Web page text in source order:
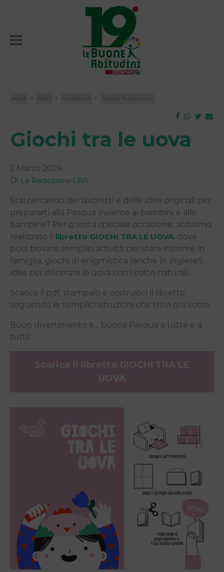
HOME » NEWS » IN FAMIGLIA » GIOCHI TRA LE UOVA
Giochi tra le uova
2 Marzo 2024
Di La Redazione LBA
Stai cercando dei lavoretti e delle idee originali per
prepararti alla Pasqua insieme ai bambini e alle
bambine? Per questa speciale occasione, abbiamo
realizzato il libretto GIOCHI TRA LE UOVA, dove
puoi trovare semplici attività per stare insieme in
famiglia, giochi di enigmistica (anche in inglese!),
idee per decorare le uova con i colori naturali.
Scarica il pdf, stampalo e costruisci il libretto
seguendo le semplici istruzioni che trovi qui sotto.
Buon divertimento e… buona Pasqua a tutte e a
tutti!
Scarica il libretto GIOCHI TRA LE
UOVA